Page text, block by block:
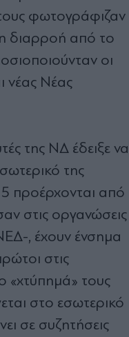
φωτογράφιζαν
διαρροή από το
οι
νέας Νέας
της ΝΔ έδειξε να
της
5 προέρχονται από
στις οργανώσεις
, έχουν ένσημα
στις
«χτύπημά» τους
στο εσωτερικό
σε συζητήσεις